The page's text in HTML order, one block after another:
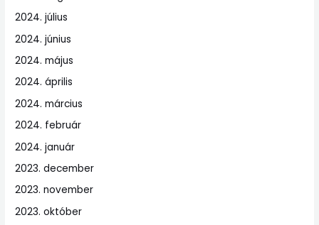
2024. július
2024. június
2024. május
2024. április
2024. március
2024. február
2024. január
2023. december
2023. november
2023. október